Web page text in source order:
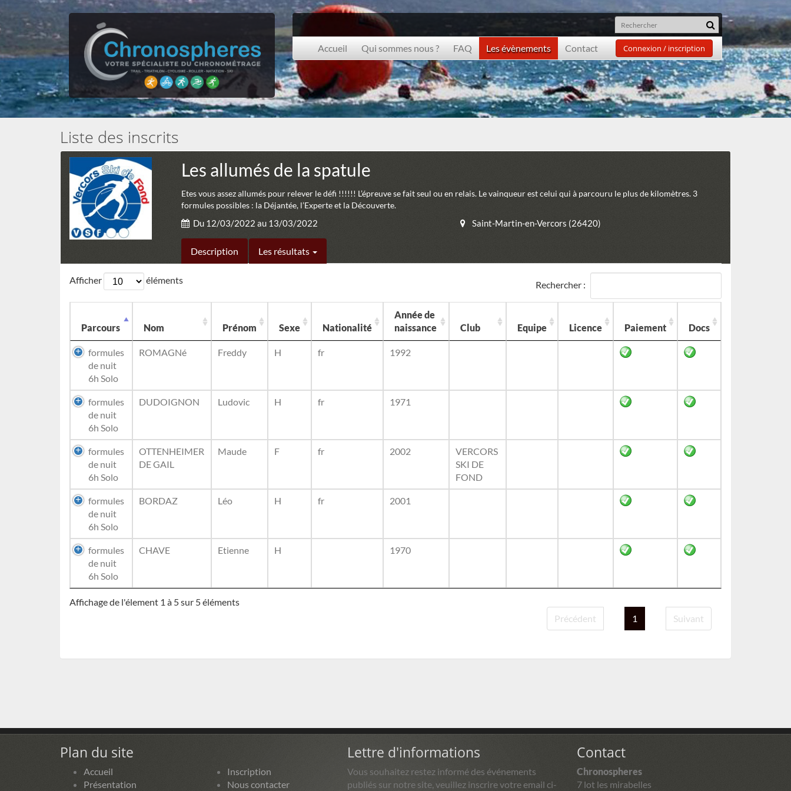
Accueil Qui sommes nous ? FAQ Les évènements Contact Connexion / inscription
Liste des inscrits
Les allumés de la spatule
Etes vous assez allumés pour relever le défi !!!!!! L’épreuve se fait seul ou en relais. Le vainqueur est celui qui à parcouru le plus de kilomètres. 3
formules possibles : la Déjantée, l’Experte et la Découverte.
Du 12/03/2022 au 13/03/2022 Saint-Martin-en-Vercors (26420)
Description Les résultats
Afficher éléments Rechercher :
Parcours Nom Prénom Sexe Nationalité
Année de
naissance
Club Equipe Licence Paiement Docs
formules
de nuit
6h Solo
ROMAGNé Freddy H fr 1992
formules
de nuit
6h Solo
DUDOIGNON Ludovic H fr 1971
formules
de nuit
6h Solo
OTTENHEIMER
DE GAIL
Maude F fr 2002
VERCORS
SKI DE
FOND
formules
de nuit
6h Solo
BORDAZ Léo H fr 2001
formules
de nuit
6h Solo
CHAVE Etienne H 1970
Affichage de l'élement 1 à 5 sur 5 éléments
Précédent
1 Suivant
Plan du site
Accueil
Présentation
Inscription
Nous contacter
Lettre d'informations
Vous souhaitez restez informé des événements
publiés sur notre site, veuillez inscrire votre email ci-
Contact
Chronospheres
7 lot les mirabelles